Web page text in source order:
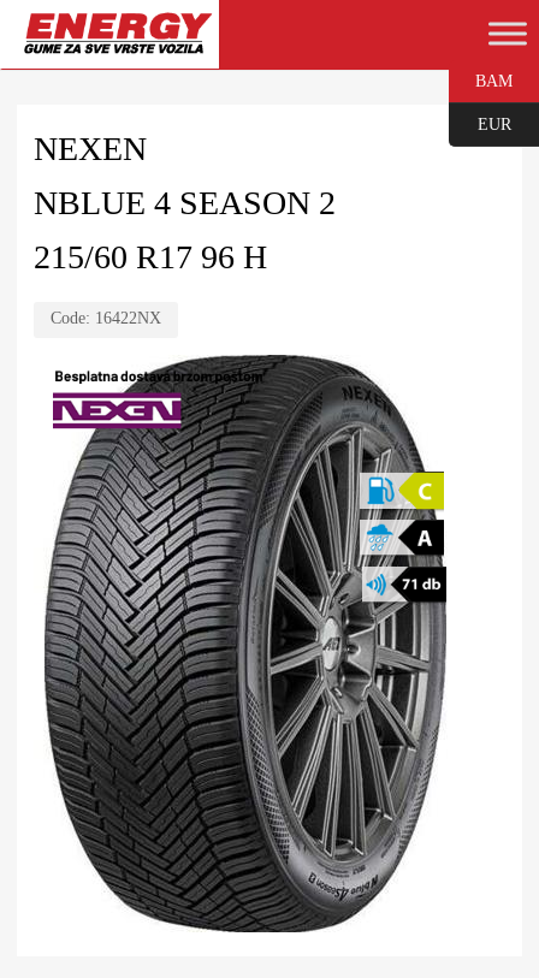
NEXEN
NBLUE 4 SEASON 2
215/60 R17 96 H
Code: 16422NX
BAM
EUR